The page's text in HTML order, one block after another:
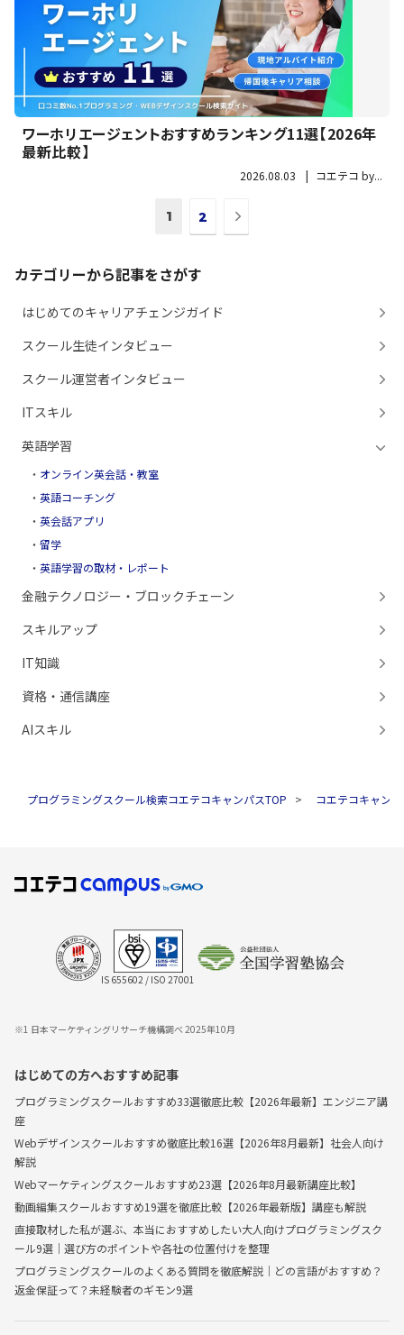
ワーホリエージェントおすすめランキング11選【2026年
最新比較】
2026.08.03 コエテコ by...
1 2
次
カテゴリーから記事をさがす
はじめてのキャリアチェンジガイド
スクール生徒インタビュー
スクール運営者インタビュー
ITスキル
英語学習
オンライン英会話・教室
英語コーチング
英会話アプリ
留学
英語学習の取材・レポート
金融テクノロジー・ブロックチェーン
スキルアップ
IT知識
資格・通信講座
AIスキル
プログラミングスクール検索コエテコキャンパスTOP コエテコキャン
IS 655602 / ISO 27001
※1 日本マーケティングリサーチ機構調べ 2025年10月
はじめての方へおすすめ記事
プログラミングスクールおすすめ33選徹底比較【2026年最新】エンジニア講
座
Webデザインスクールおすすめ徹底比較16選【2026年8月最新】社会人向け
解説
Webマーケティングスクールおすすめ23選【2026年8月最新講座比較】
動画編集スクールおすすめ19選を徹底比較【2026年最新版】講座も解説
直接取材した私が選ぶ、本当におすすめしたい大人向けプログラミングスク
ール9選｜選び方のポイントや各社の位置付けを整理
プログラミングスクールのよくある質問を徹底解説｜どの言語がおすすめ？
返金保証って？未経験者のギモン9選